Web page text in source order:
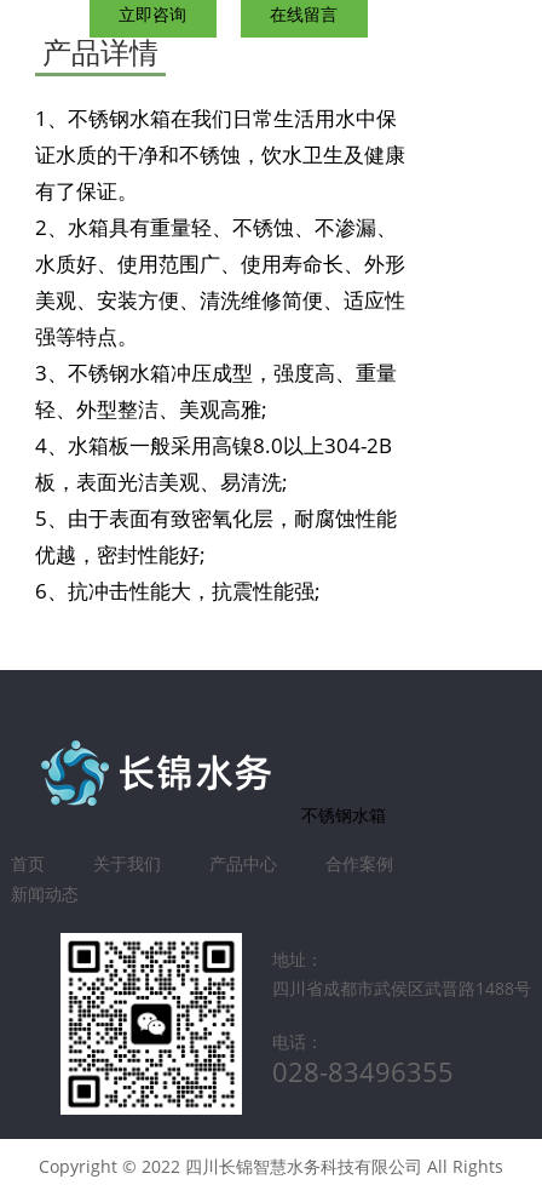
立即咨询 在线留言
产品详情
1、不锈钢水箱在我们日常生活用水中保
证水质的干净和不锈蚀，饮水卫生及健康
有了保证。
2、 水箱具有重量轻、不锈蚀、不渗漏、
水质好、使用范围广、使用寿命长、外形
美观、安装方便、清洗维修简便、适应性
强等特点。
3、不锈钢水箱冲压成型，强度高、重量
轻、外型整洁、美观高雅;
4、水箱板一般采用高镍8.0以上304-2B
板，表面光洁美观、易清洗;
5、由于表面有致密氧化层，耐腐蚀性能
优越，密封性能好;
6、抗冲击性能大，抗震性能强;
不锈钢水箱
首页 关于我们 产品中心
合作案例
新闻动态
地址：
四川省成都市武侯区武晋路1488号
电话：
028-83496355
Copyright © 2022 四川长锦智慧水务科技有限公司 All Rights